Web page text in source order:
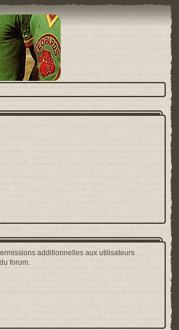
additionnelles aux utilisateurs
forum.